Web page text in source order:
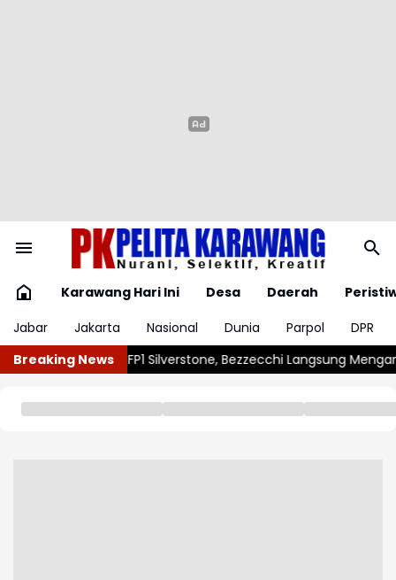
Karawang Hari Ini Desa Daerah
Jabar
Jakarta Nasional Dunia Parpol
DPR
Breaking News
Langsung Mengancam Vinicius Junior Resmi Perpanjang